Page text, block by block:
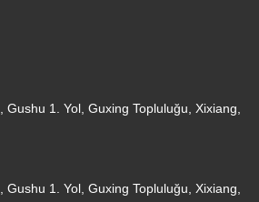
Gushu 1. Yol, Guxing Topluluğu, Xixiang,
Gushu 1. Yol, Guxing Topluluğu, Xixiang,